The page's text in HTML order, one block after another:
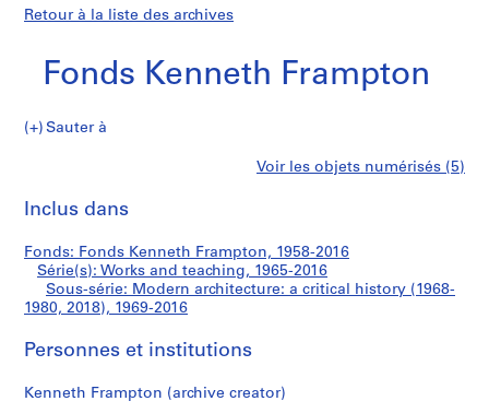
Retour à la liste des archives
Fonds Kenneth Frampton
Sauter à
d
s
K
n
e
h
architecture:
a
critical
history
(1968-
Voir les objets numérisés (5)
Inclus dans
Fonds: Fonds Kenneth Frampton, 1958-2016
Série(s): Works and teaching, 1965-2016
Sous-série: Modern architecture: a critical history (1968-
1980, 2018), 1969-2016
Personnes et institutions
Kenneth Frampton (archive creator)